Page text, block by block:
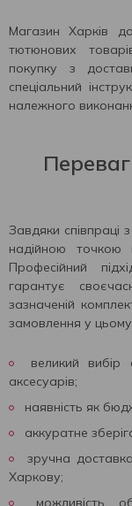
Магазин Харків
тютюнових
покупку з
спеціальний
належного
Завдяки співпраці
надійною точкою
Професійний
гарантує
зазначеній
замовлення у цьому
великий вибір
аксесуарів;
наявність як
аккуратне
зручна
Харкову;
можливість